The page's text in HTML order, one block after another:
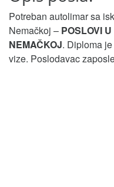
Potreban autolimar sa
Nemačkoj – POSLOVI
NEMAČKOJ. Diploma
vize. Poslodavac